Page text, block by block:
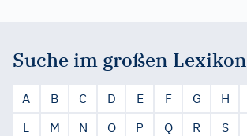
Suche im großen Lexikon
A B C D E F G H
L
M N O P Q R S